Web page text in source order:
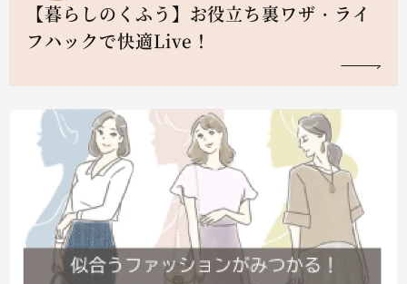
【暮らしのくふう】お役立ち裏ワザ・ライ
フハックで快適Live！